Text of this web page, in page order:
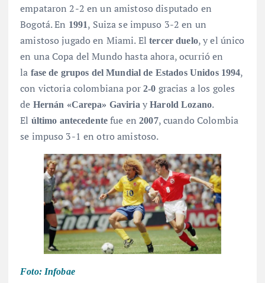
empataron 2-2 en un amistoso disputado en
Bogotá. En 1991, Suiza se impuso 3-2 en un
amistoso jugado en Miami. Eltercer duelo, y el único
en una Copa del Mundo hasta ahora, ocurrió en
la fase de grupos del Mundial de Estados Unidos 1994,
con victoria colombiana por2-0 gracias a los goles
de Hernán «Carepa» GaviriayHarold Lozano.
El último antecedente fue en2007, cuando Colombia
se impuso 3-1 en otro amistoso.
Foto: Infobae